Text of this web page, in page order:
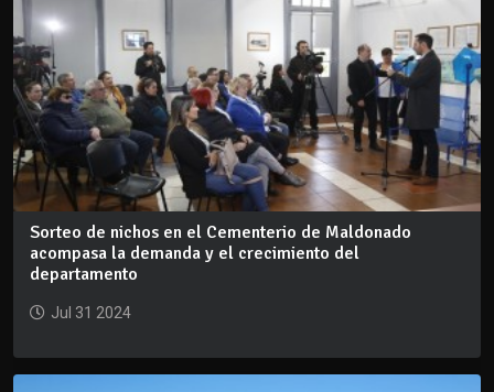
Sorteo de nichos en el Cementerio de Maldonado
acompasa la demanda y el crecimiento del
departamento
Jul 31 2024